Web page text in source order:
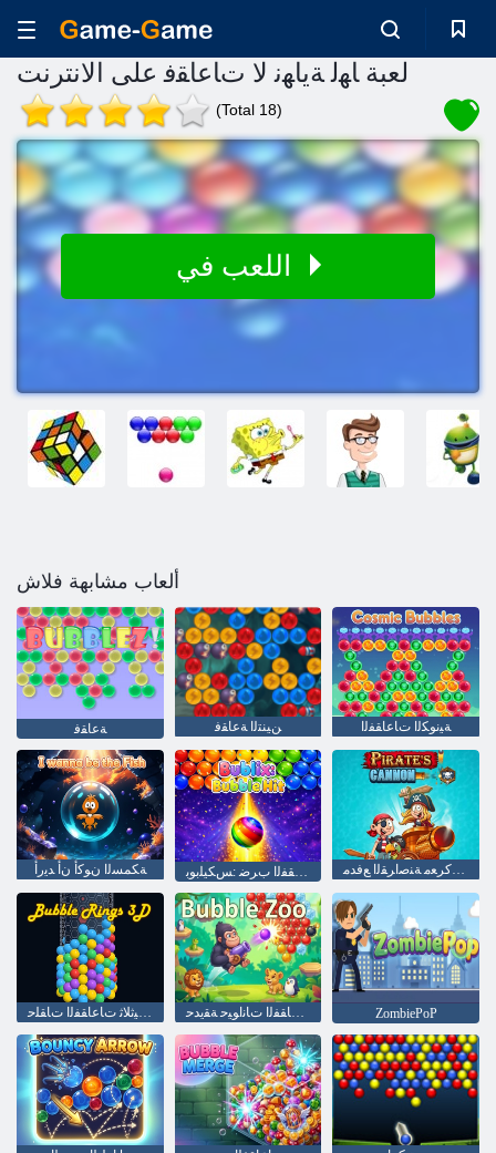
لعبة ﺎﻬﻟ ﺔﻳﺎﻬﻧ ﻻ ﺕﺎﻋﺎﻘﻓ على الانترنت
(Total 18)
ألعاب مشابهة فلاش
ﺔﻋﺎﻘﻓ ﻦﻴﻨﺘﻟﺍ ﺔﻋﺎﻘﻓ ﺔﻴﻧﻮﻜﻟﺍ ﺕﺎﻋﺎﻘﻔﻟﺍ
ﺔﻜﻤﺴﻟﺍ ﻥﻮﻛﺃ ﻥﺃ ﺪﻳﺭﺃ ﺔﻤﺨﺿ ﺔﻛﺮﻌﻣ ﺔﻨﺻﺍﺮﻘﻟﺍ ﻊﻓﺪﻣ
ﺩﺎﻌﺑﻷ ﺍ ﺔﻴﺛﻼ ﺛ ﺕﺎﻋﺎﻘﻔﻟﺍ ﺕﺎﻘﻠﺣ ﺕﺎﻋﺎﻘﻔﻟﺍ ﺕﺎﻧﺍﻮﻴﺣ ﺔﻘﻳﺪﺣ ZombiePoP